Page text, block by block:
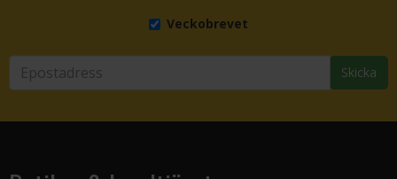
Veckobrevet
Skicka